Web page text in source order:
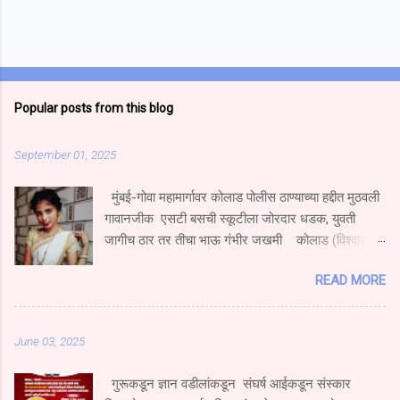
Popular posts from this blog
September 01, 2025
मुंबई-गोवा महामार्गावर कोलाड पोलीस ठाण्याच्या हद्दीत मुठवली
गावानजीक एसटी बसची स्कूटीला जोरदार धडक, युवती
जागीच ठार तर तीचा भाऊ गंभीर जखमी कोलाड (विश्वास
नम्रता गार्डन येथे एस टी बस चालकाने एका एक्सेस स्कुटी
दुचाकीला धडक दिल्याने स्कूटीवरून प्रवास करणारी युवती
भरधाव वेगाने जात असताना एसटी चालकाने रस्त्याच्या
READ MORE
June 03, 2025
गुरूकडून ज्ञान वडीलांकडून संघर्ष आईकडून संस्कार